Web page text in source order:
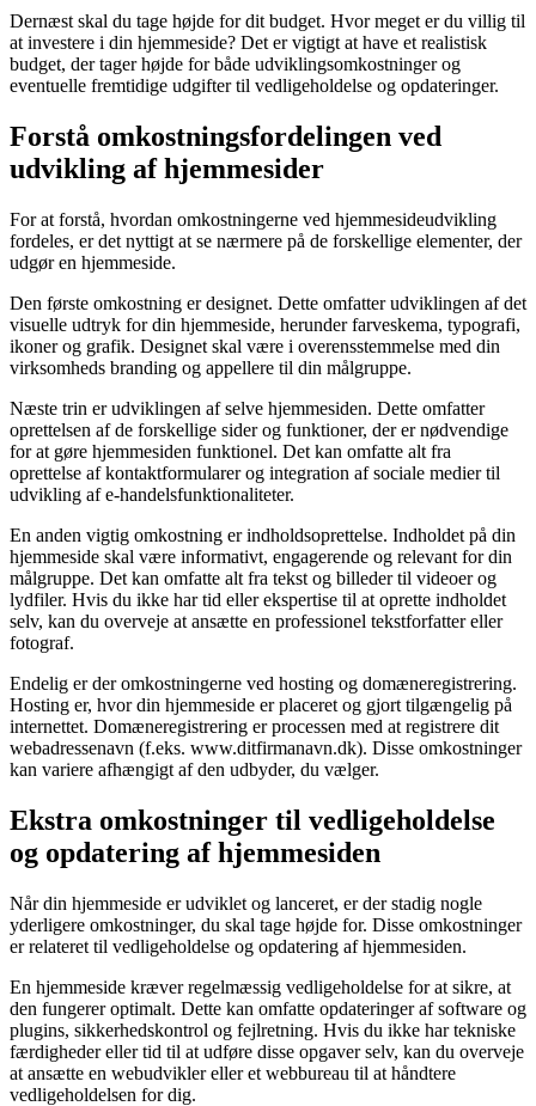
Dernæst skal du tage højde for dit budget. Hvor meget er du villig til
at investere i din hjemmeside? Det er vigtigt at have et realistisk
budget, der tager højde for både udviklingsomkostninger og
eventuelle fremtidige udgifter til vedligeholdelse og opdateringer.
Forstå omkostningsfordelingen ved
udvikling af hjemmesider
For at forstå, hvordan omkostningerne ved hjemmesideudvikling
fordeles, er det nyttigt at se nærmere på de forskellige elementer, der
udgør en hjemmeside.
Den første omkostning er designet. Dette omfatter udviklingen af det
visuelle udtryk for din hjemmeside, herunder farveskema, typografi,
ikoner og grafik. Designet skal være i overensstemmelse med din
virksomheds branding og appellere til din målgruppe.
Næste trin er udviklingen af selve hjemmesiden. Dette omfatter
oprettelsen af de forskellige sider og funktioner, der er nødvendige
for at gøre hjemmesiden funktionel. Det kan omfatte alt fra
oprettelse af kontaktformularer og integration af sociale medier til
udvikling af e-handelsfunktionaliteter.
En anden vigtig omkostning er indholdsoprettelse. Indholdet på din
hjemmeside skal være informativt, engagerende og relevant for din
målgruppe. Det kan omfatte alt fra tekst og billeder til videoer og
lydfiler. Hvis du ikke har tid eller ekspertise til at oprette indholdet
selv, kan du overveje at ansætte en professionel tekstforfatter eller
fotograf.
Endelig er der omkostningerne ved hosting og domæneregistrering.
Hosting er, hvor din hjemmeside er placeret og gjort tilgængelig på
internettet. Domæneregistrering er processen med at registrere dit
webadressenavn (f.eks. www.ditfirmanavn.dk). Disse omkostninger
kan variere afhængigt af den udbyder, du vælger.
Ekstra omkostninger til vedligeholdelse
og opdatering af hjemmesiden
Når din hjemmeside er udviklet og lanceret, er der stadig nogle
yderligere omkostninger, du skal tage højde for. Disse omkostninger
er relateret til vedligeholdelse og opdatering af hjemmesiden.
En hjemmeside kræver regelmæssig vedligeholdelse for at sikre, at
den fungerer optimalt. Dette kan omfatte opdateringer af software og
plugins, sikkerhedskontrol og fejlretning. Hvis du ikke har tekniske
færdigheder eller tid til at udføre disse opgaver selv, kan du overveje
at ansætte en webudvikler eller et webbureau til at håndtere
vedligeholdelsen for dig.